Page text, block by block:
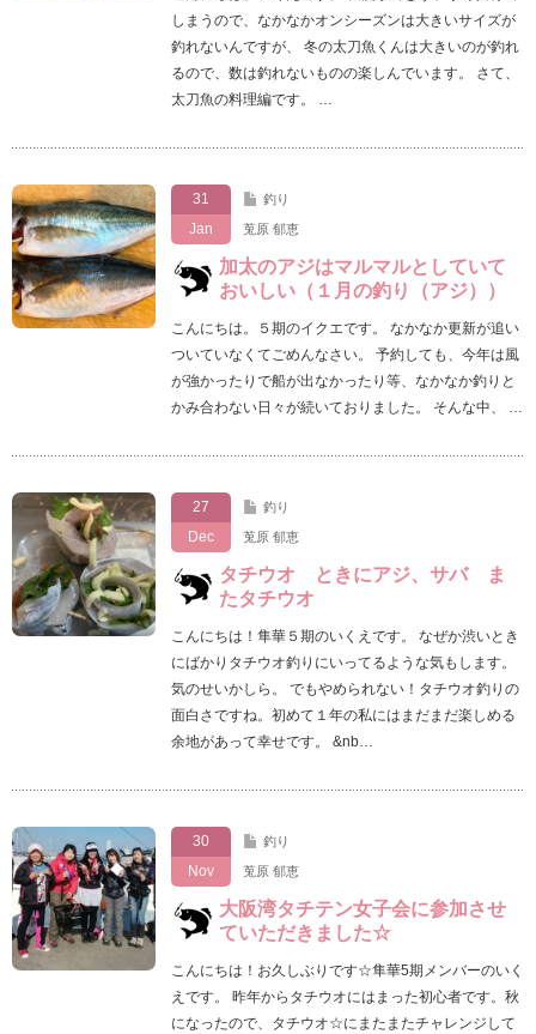
しまうので、なかなかオンシーズンは大きいサイズが
釣れないんですが、 冬の太刀魚くんは大きいのが釣れ
るので、数は釣れないものの楽しんでいます。 さて、
太刀魚の料理編です。 …
31
Jan
釣り
莵原 郁恵
加太のアジはマルマルとしていて
おいしい（１月の釣り（アジ））
こんにちは。５期のイクエです。 なかなか更新が追い
ついていなくてごめんなさい。 予約しても、今年は風
が強かったりで船が出なかったり等、なかなか釣りと
かみ合わない日々が続いておりました。 そんな中、 …
27
Dec
釣り
莵原 郁恵
タチウオ ときにアジ、サバ ま
たタチウオ
こんにちは！隼華５期のいくえです。 なぜか渋いとき
にばかりタチウオ釣りにいってるような気もします。
気のせいかしら。 でもやめられない！タチウオ釣りの
面白さですね。初めて１年の私にはまだまだ楽しめる
余地があって幸せです。 &nb…
30
Nov
釣り
莵原 郁恵
大阪湾タチテン女子会に参加させ
ていただきました☆
こんにちは！お久しぶりです☆隼華5期メンバーのいく
えです。 昨年からタチウオにはまった初心者です。秋
になったので、タチウオ☆にまたまたチャレンジして